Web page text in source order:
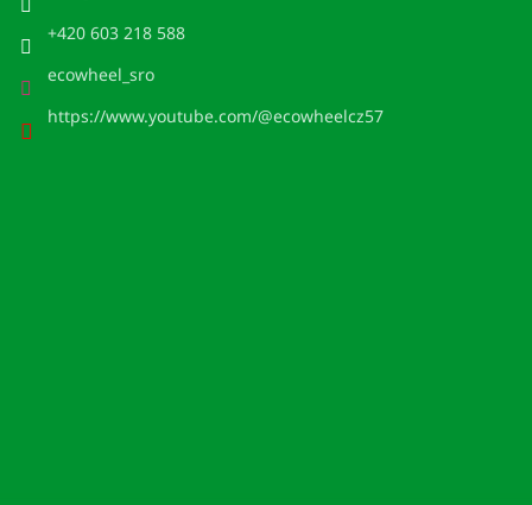
+420 603 218 588
ecowheel_sro
https://www.youtube.com/@ecowheelcz57